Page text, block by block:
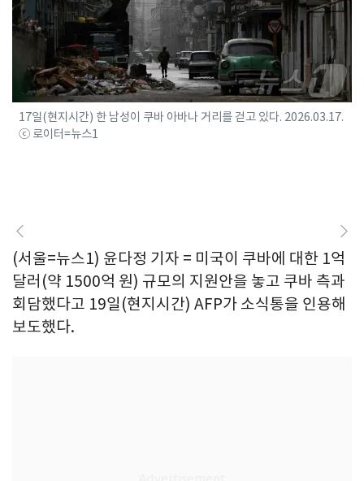
17일(현지시간) 한 남성이 쿠바 아바나 거리를 걷고 있다. 2026.03.17.
ⓒ 로이터=뉴스1
(서울=뉴스1) 윤다정 기자 = 미국이 쿠바에 대한 1억
달러(약 1500억 원) 규모의 지원안을 놓고 쿠바 측과
회담했다고 19일(현지시간) AFP가 소식통을 인용해
보도했다.